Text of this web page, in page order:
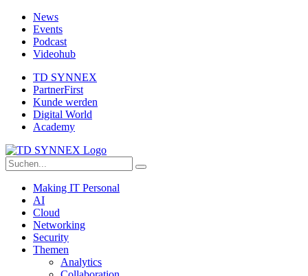
News
Events
Podcast
Videohub
TD SYNNEX
PartnerFirst
Kunde werden
Digital World
Academy
Making IT Personal
AI
Cloud
Networking
Security
Themen
Analytics